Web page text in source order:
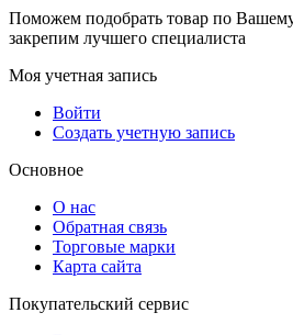
Поможем подобрать товар по
закрепим лучшего специалиста
Моя учетная запись
Войти
Создать учетную запись
Основное
О нас
Обратная связь
Торговые марки
Карта сайта
Покупательский сервис